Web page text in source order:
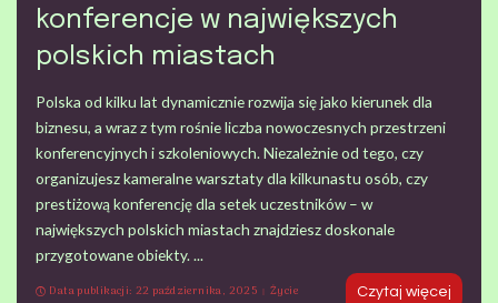
konferencje w największych
polskich miastach
Polska od kilku lat dynamicznie rozwija się jako kierunek dla
biznesu, a wraz z tym rośnie liczba nowoczesnych przestrzeni
konferencyjnych i szkoleniowych. Niezależnie od tego, czy
organizujesz kameralne warsztaty dla kilkunastu osób, czy
prestiżową konferencję dla setek uczestników – w
największych polskich miastach znajdziesz doskonale
przygotowane obiekty. ...
Data publikacji: 22 października, 2025
Życie Czytaj więcej